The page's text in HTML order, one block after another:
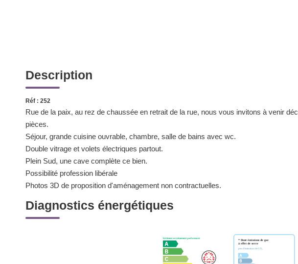
Description
Réf : 252
Rue de la paix, au rez de chaussée en retrait de la rue, nous vous invitons à venir
pièces.
Séjour, grande cuisine ouvrable, chambre, salle de bains avec wc.
Double vitrage et volets électriques partout.
Plein Sud, une cave complète ce bien.
Possibilité profession libérale
Photos 3D de proposition d'aménagement non contractuelles.
Diagnostics énergétiques